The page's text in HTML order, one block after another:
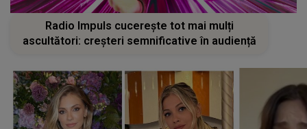
Radio Impuls cucerește tot mai mulți
ascultători: creșteri semnificative în audiență